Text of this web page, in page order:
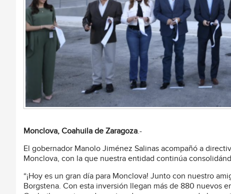
Monclova, Coahuila de Zaragoza.-
El gobernador Manolo Jiménez Salinas acompañó a
Monclova, con la que nuestra entidad continúa
“¡Hoy es un gran día para Monclova! Junto con nuestro
Borgstena. Con esta inversión llegan más de 880 nuevos